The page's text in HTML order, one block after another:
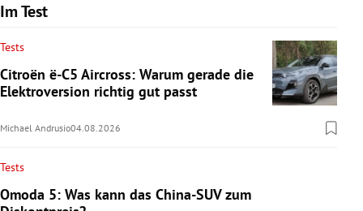
Im Test
Tests
Citroën ë-C5 Aircross: Warum gerade die
Elektroversion richtig gut passt
Michael Andrusio04.08.2026
Tests
Omoda 5: Was kann das China-SUV zum